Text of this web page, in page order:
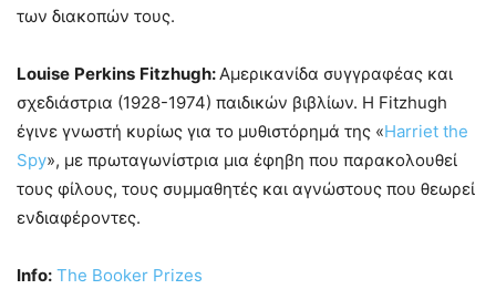
των διακοπών τους.
Louise Perkins Fitzhugh:Αμερικανίδα συγγραφέας και
σχεδιάστρια (1928-1974) παιδικών βιβλίων. Η Fitzhugh
έγινε γνωστή κυρίως για το μυθιστόρημά της «Harriet the
Spy», με πρωταγωνίστρια μια έφηβη που παρακολουθεί
τους φίλους, τους συμμαθητές και αγνώστους που θεωρεί
ενδιαφέροντες.
Info: The Booker Prizes